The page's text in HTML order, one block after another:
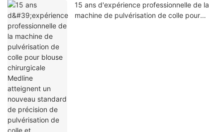
15 ans d'expérience professionnelle de la
machine de pulvérisation de colle pour